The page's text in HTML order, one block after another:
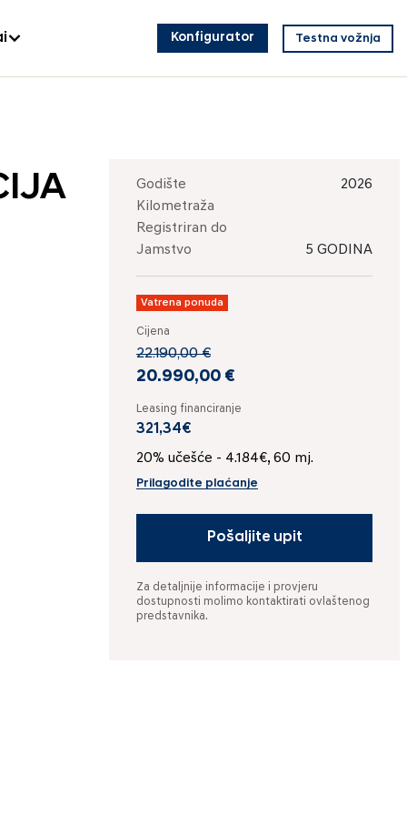
Konfigurator Testna vožnja
Godište
2026
Kilometraža
Registriran do
Jamstvo
5 GODINA
Vatrena ponuda
Cijena
22.190,00 €
20.990,00 €
Leasing financiranje
321,34€
20% učešće - 4.184€, 60 mj.
Prilagodite plaćanje
Pošaljite upit
Za detaljnije informacije i provjeru
dostupnosti molimo kontaktirati ovlaštenog
predstavnika.